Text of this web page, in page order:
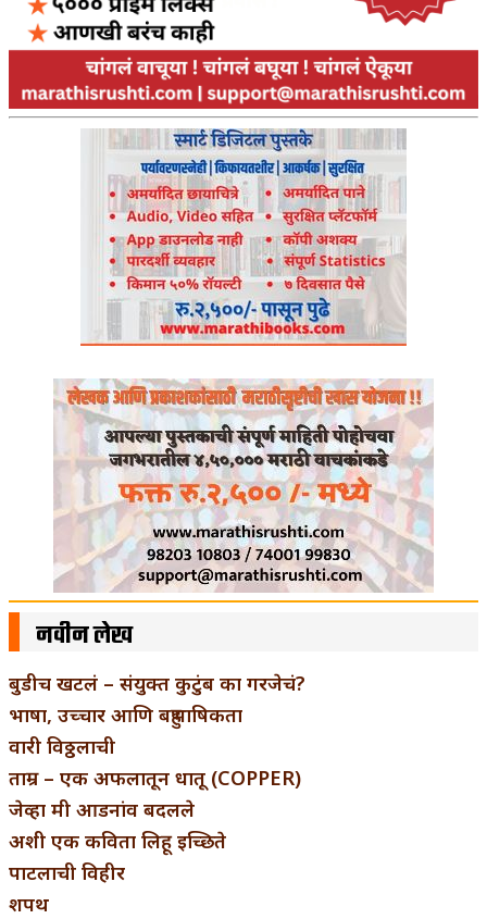
नवीन लेख
बुडीच खटलं – संयुक्त कुटुंब का गरजेचं?
भाषा, उच्चार आणि बहुभाषिकता
वारी विठ्ठलाची
ताम्र – एक अफलातून धातू (COPPER)
जेव्हा मी आडनांव बदलले
अशी एक कविता लिहू इच्छिते
पाटलाची विहीर
शपथ